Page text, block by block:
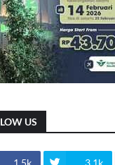
US
1.5k 3.1k